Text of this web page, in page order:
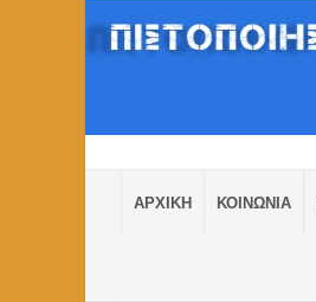
ΑΡΧΙΚΗ ΚΟΙΝΩΝΙΑ